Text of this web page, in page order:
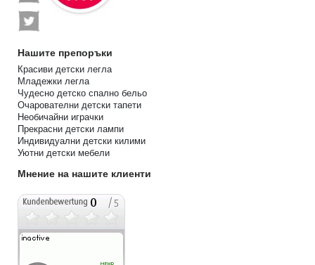
Нашите препоръки
Красиви детски легла
Младежки легла
Чудесно детско спално бельо
Очарователни детски тапети
Необичайни играчки
Прекрасни детски лампи
Индивидуални детски килими
Уютни детски мебели
Мнение на нашите клиенти